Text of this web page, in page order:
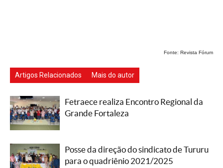
Fonte: Revista Fórum
Artigos Relacionados Mais do autor
Fetraece realiza Encontro Regional da
Grande Fortaleza
Posse da direção do sindicato de Tururu
para o quadriênio 2021/2025